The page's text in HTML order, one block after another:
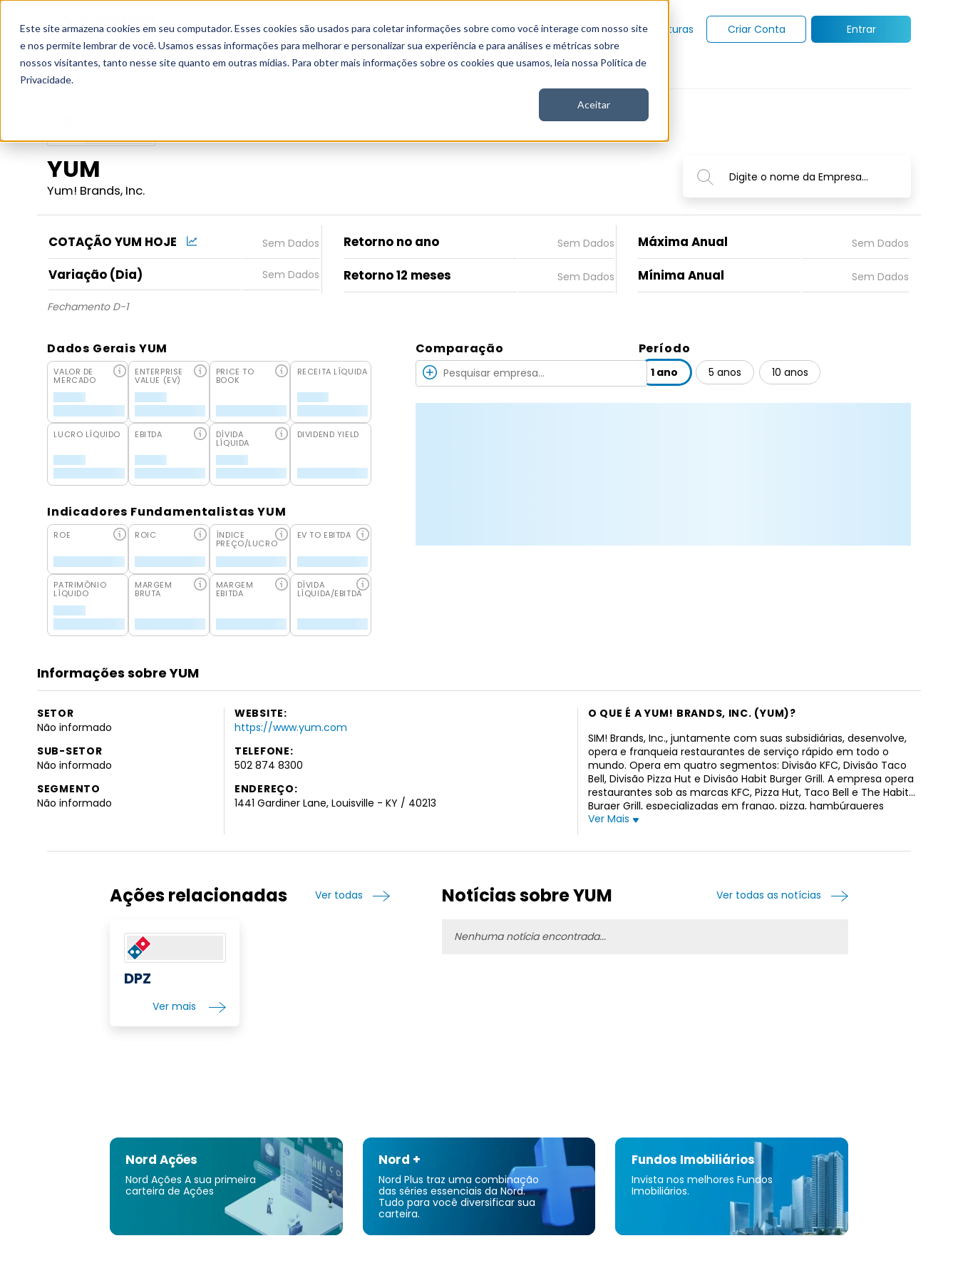
Este site armazena cookies em seu computador. Esses cookies são usados para coletar informações sobre como você interage com nosso site
e nos permite lembrar de você. Usamos essas informações para melhorar e personalizar sua experiência e para análises e métricas sobre
nossos visitantes, tanto nesse site quanto em outras mídias. Para obter mais informações sobre os cookies que usamos, leia nossa Política de
Privacidade.
Aceitar
Grupo Nord Seja Nord Gratuito Analítica Notícias Assinaturas Criar Conta Entrar
YUM
Yum! Brands, Inc.
Digite o nome da Empresa...
COTAÇÃO YUM HOJE
Variação (Dia)
Retorno no ano
Retorno 12 meses
Máxima Anual
Mínima Anual
Fechamento D-1
Dados Gerais YUM
VALOR DE
MERCADO
ENTERPRISE
VALUE (EV)
PRICE TO
BOOK
RECEITA LÍQUIDA
LUCRO LÍQUIDO EBITDA DÍVIDA
LÍQUIDA
DIVIDEND YIELD
Indicadores Fundamentalistas YUM
ROE ROIC ÍNDICE
PREÇO/LUCRO
EV TO EBITDA
PATRIMÔNIO
LÍQUIDO
MARGEM
BRUTA
MARGEM
EBITDA
DÍVIDA
LÍQUIDA/EBITDA
Comparação Período
1 ano 5 anos 10 anos
Informações sobre YUM
SETOR
Não informado
SUB-SETOR
Não informado
SEGMENTO
Não informado
WEBSITE:
https://www.yum.com
TELEFONE:
502 874 8300
ENDEREÇO:
1441 Gardiner Lane, Louisville - KY / 40213
O QUE É A YUM! BRANDS, INC. (YUM)?
SIM! Brands, Inc., juntamente com suas subsidiárias, desenvolve,
opera e franqueia restaurantes de serviço rápido em todo o
mundo. Opera em quatro segmentos: Divisão KFC, Divisão Taco
Bell, Divisão Pizza Hut e Divisão Habit Burger Grill. A empresa opera
restaurantes sob as marcas KFC, Pizza Hut, Taco Bell e The Habit
Burger Grill, especializadas em frango, pizza, hambúrgueres
grelhados sob encomenda, sanduíches, categorias de comida
anteriormente conhecida como TRICON Global Restaurants, Inc. e
mudou seu nome para YUM! Brands, Inc. em maio de 2002. YUM! A
Ver Mais
Ações relacionadas Ver todas
DPZ
Ver mais
Notícias sobre YUM Ver todas as notícias
Nenhuma notícia encontrada...
Nord Ações
Nord Ações A sua primeira
carteira de Ações
Nord +
Nord Plus traz uma combinação
das séries essenciais da Nord.
Tudo para você diversificar sua
carteira.
Fundos Imobiliários
Invista nos melhores Fundos
Imobiliários.